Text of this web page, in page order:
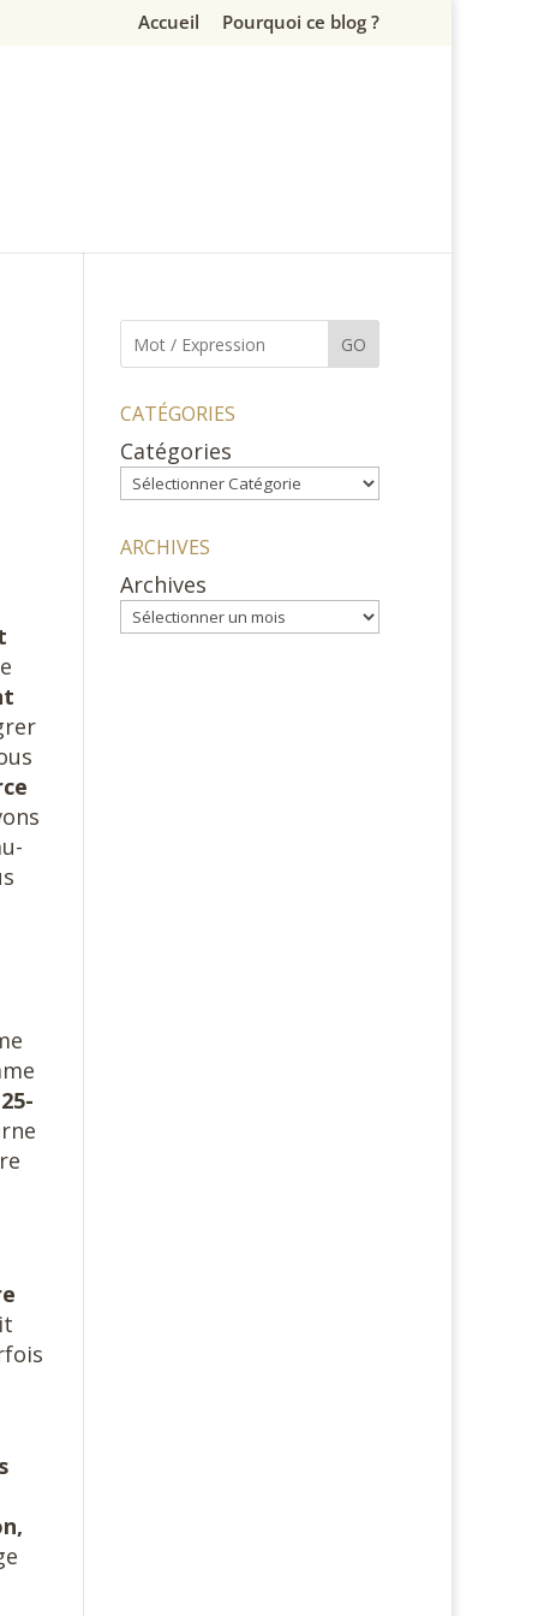
Accueil Pourquoi ce blog ?
GO
CATÉGORIES
Catégories
ARCHIVES
Archives